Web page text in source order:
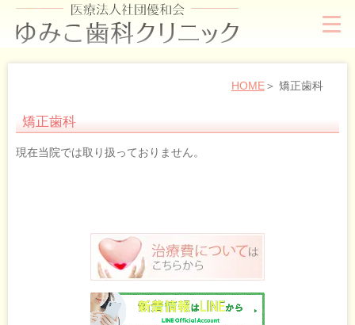
HOME 矯正歯科
矯正歯科
現在当院では取り扱っておりません。